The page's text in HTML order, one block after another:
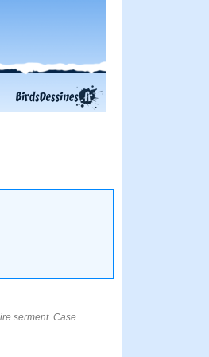
serment. Case